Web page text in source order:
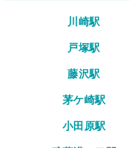
川崎駅
戸塚駅
藤沢駅
茅ケ崎駅
小田原駅